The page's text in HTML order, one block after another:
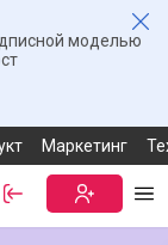
моделью
Маркетинг
Войти